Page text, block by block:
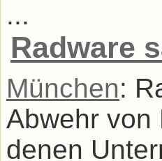
...
Radware
München:
Abwehr von
denen